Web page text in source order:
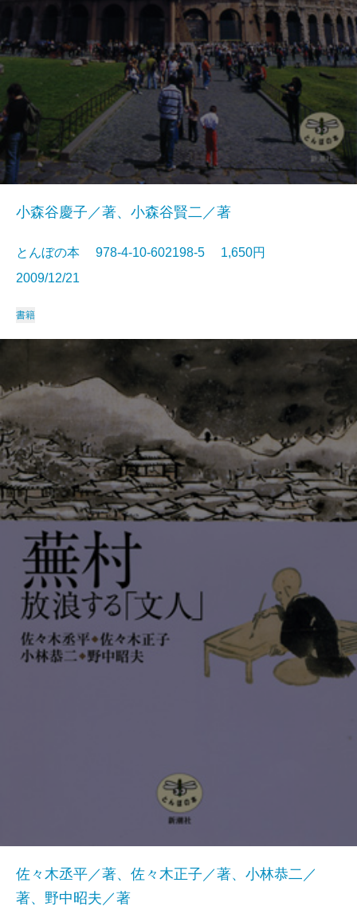
小森谷慶子／著、小森谷賢二／著
とんぼの本 978-4-10-602198-5 1,650円
2009/12/21
書籍
佐々木丞平／著、佐々木正子／著、小林恭二／
著、野中昭夫／著